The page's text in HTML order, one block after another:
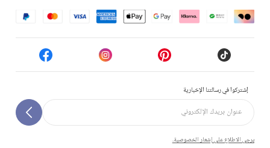
إشتركوا في رسالتنا الإخبارية
يرجى الاطلاع على إشعار الخصوصية.